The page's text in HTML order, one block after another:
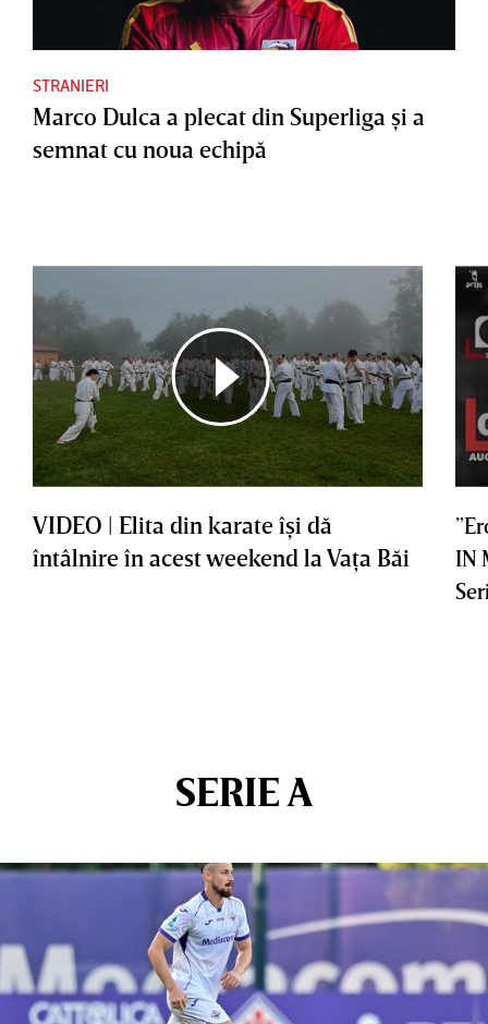
STRANIERI
Marco Dulca a plecat din Superliga şi a
semnat cu noua echipă
VIDEO | Elita din karate îşi dă
întâlnire în acest weekend la Vaţa Băi
IN
SERIE A